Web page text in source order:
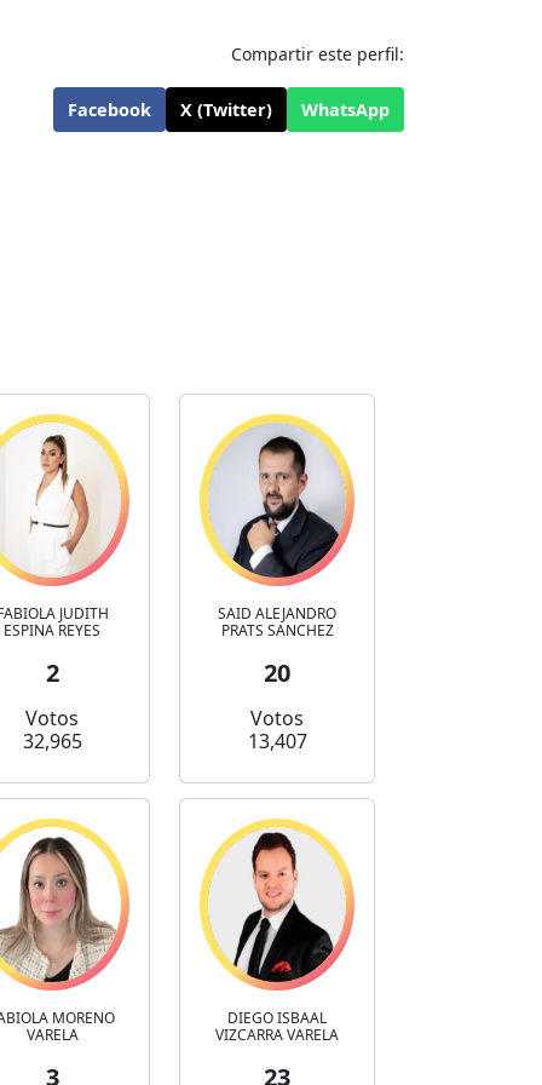
Compartir este perfil:
Facebook X (Twitter) WhatsApp
JUDITH
ESPINA REYES
2
Votos
32,965
SAID ALEJANDRO
PRATS SANCHEZ
20
Votos
13,407
MORENO
VARELA
3
DIEGO ISBAAL
VIZCARRA VARELA
23